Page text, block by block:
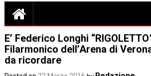
E’ Federico Longhi
Filarmonico dell’Arena di
da ricordare